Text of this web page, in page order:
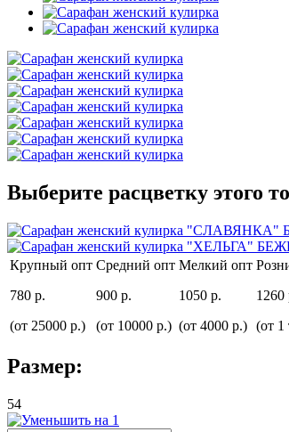
Выберите расцветку этого
Крупный опт
780 р.
(от 25000 р.)
Средний опт
900 р.
(от 10000 р.)
Мелкий опт
1050 р.
(от 4000 р.)
1260
(от 1
Размер:
54